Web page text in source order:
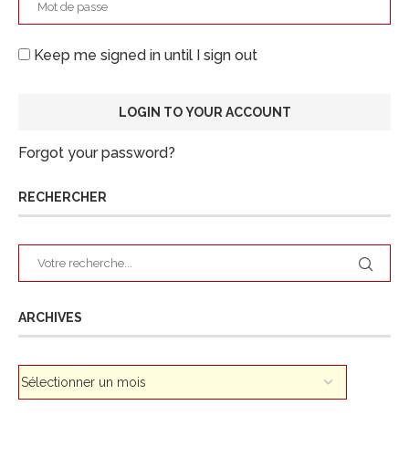
Keep me signed in until I sign out
Forgot your password?
RECHERCHER
ARCHIVES